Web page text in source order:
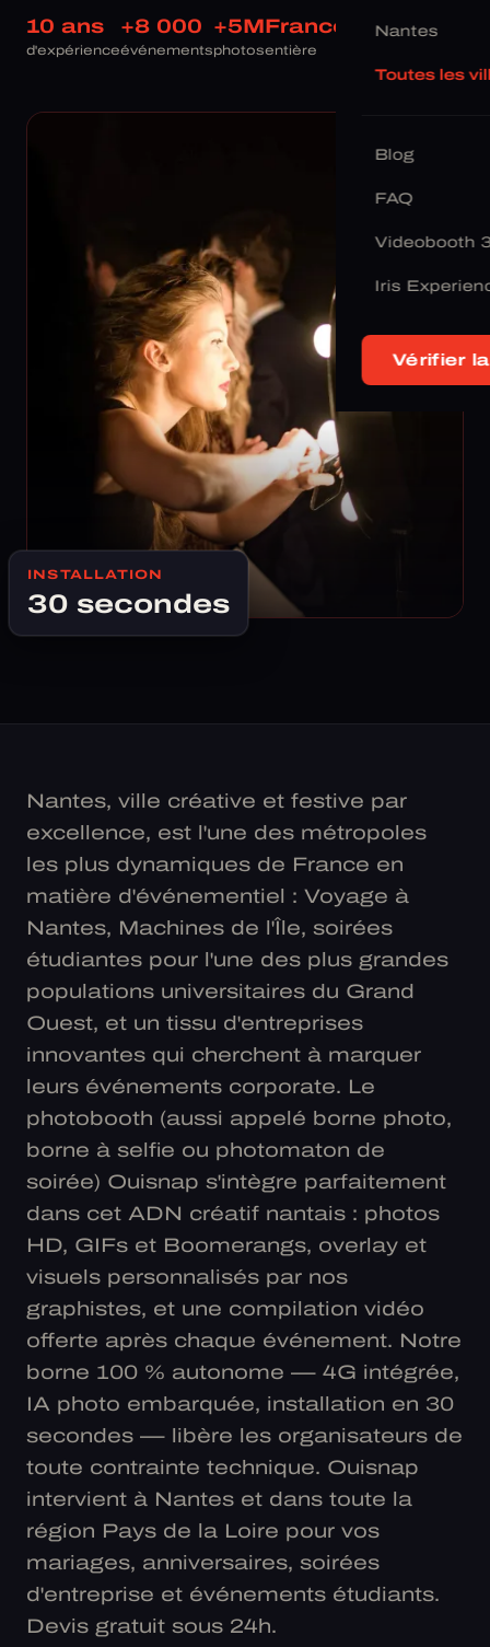
Nantes
Toutes les
Blog
FAQ
Videobooth
Iris
Vérifier
10 ans
d'expérience
+8 000
événements
+5M
photos
France
entière
INSTALLATION
30 secondes
Nantes, ville créative et festive par
excellence, est l'une des métropoles
les plus dynamiques de France en
matière d'événementiel : Voyage à
Nantes, Machines de l'Île, soirées
étudiantes pour l'une des plus grandes
populations universitaires du Grand
Ouest, et un tissu d'entreprises
innovantes qui cherchent à marquer
leurs événements corporate. Le
photobooth (aussi appelé borne photo,
borne à selfie ou photomaton de
soirée) Ouisnap s'intègre parfaitement
dans cet ADN créatif nantais : photos
HD, GIFs et Boomerangs, overlay et
visuels personnalisés par nos
graphistes, et une compilation vidéo
offerte après chaque événement. Notre
borne 100 % autonome — 4G intégrée,
IA photo embarquée, installation en 30
secondes — libère les organisateurs de
toute contrainte technique. Ouisnap
intervient à Nantes et dans toute la
région Pays de la Loire pour vos
mariages, anniversaires, soirées
d'entreprise et événements étudiants.
Devis gratuit sous 24h.